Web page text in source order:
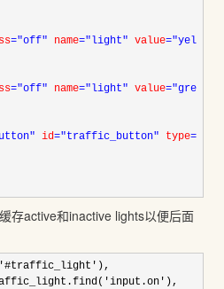
="off" name="light" value="yel
="off" name="light" value="gre
id="traffic_button" type=
存active和inactive lights以便后面
'#traffic_light ' ),
'input.on ' ),